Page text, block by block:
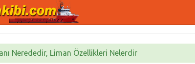
Nerededir, Liman Özellikleri Nelerdir